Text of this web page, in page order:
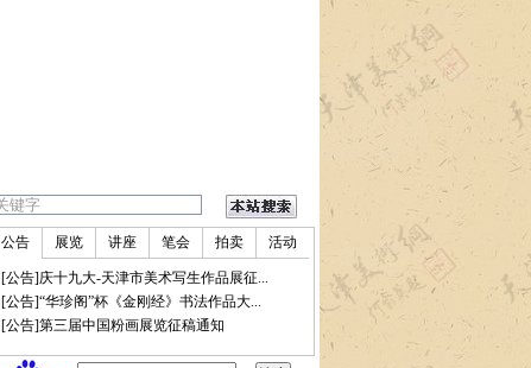
公告 展览 讲座 笔会 拍卖 活动
[公告]庆十九大-天津市美术写生作品展征...
[公告]“华珍阁”杯《金刚经》书法作品大...
[公告]第三届中国粉画展览征稿通知